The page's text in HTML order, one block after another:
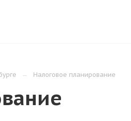
Налоговое планирование